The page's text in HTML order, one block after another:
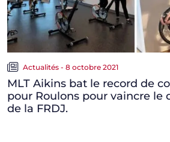
Actualités - 8 octobre 2021
MLT Aikins bat le record de
pour Roulons pour vaincre le
de la FRDJ.